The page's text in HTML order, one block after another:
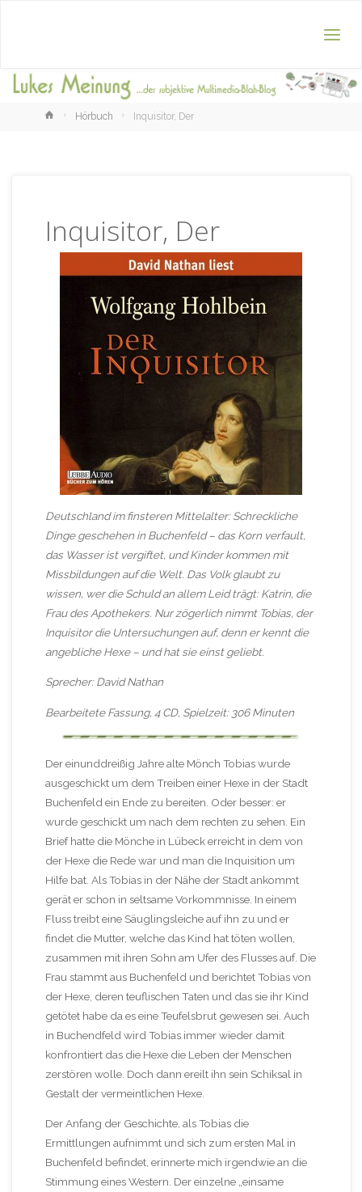
HomeHörbuch Inquisitor, Der
Inquisitor, Der
Deutschland im finsteren Mittelalter: Schreckliche
Dinge geschehen in Buchenfeld – das Korn verfault,
das Wasser ist vergiftet, und Kinder kommen mit
Missbildungen auf die Welt. Das Volk glaubt zu
wissen, wer die Schuld an allem Leid trägt: Katrin, die
Frau des Apothekers. Nur zögerlich nimmt Tobias, der
Inquisitor die Untersuchungen auf, denn er kennt die
angebliche Hexe – und hat sie einst geliebt.
Sprecher: David Nathan
Bearbeitete Fassung, 4 CD, Spielzeit: 306 Minuten
Der einunddreißig Jahre alte Mönch Tobias wurde
ausgeschickt um dem Treiben einer Hexe in der Stadt
Buchenfeld ein Ende zu bereiten. Oder besser: er
wurde geschickt um nach dem rechten zu sehen. Ein
Brief hatte die Mönche in Lübeck erreicht in dem von
der Hexe die Rede war und man die Inquisition um
Hilfe bat. Als Tobias in der Nähe der Stadt ankommt
gerät er schon in seltsame Vorkommnisse. In einem
Fluss treibt eine Säuglingsleiche auf ihn zu und er
findet die Mutter, welche das Kind hat töten wollen,
zusammen mit ihren Sohn am Ufer des Flusses auf. Die
Frau stammt aus Buchenfeld und berichtet Tobias von
der Hexe, deren teuflischen Taten und das sie ihr Kind
getötet habe da es eine Teufelsbrut gewesen sei. Auch
in Buchendfeld wird Tobias immer wieder damit
konfrontiert das die Hexe die Leben der Menschen
zerstören wolle. Doch dann ereilt ihn sein Schiksal in
Gestalt der vermeintlichen Hexe.
Der Anfang der Geschichte, als Tobias die
Ermittlungen aufnimmt und sich zum ersten Mal in
Buchenfeld befindet, erinnerte mich irgendwie an die
Stimmung eines Western. Der einzelne „einsame